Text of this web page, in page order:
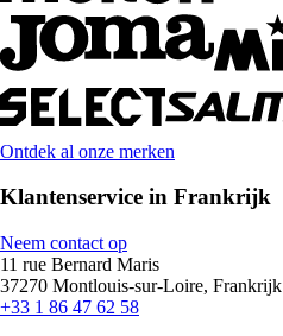
Ontdek al onze merken
Klantenservice in Frankrijk
Neem contact op
11 rue Bernard Maris
37270 Montlouis-sur-Loire, Frankrijk
+33 1 86 47 62 58